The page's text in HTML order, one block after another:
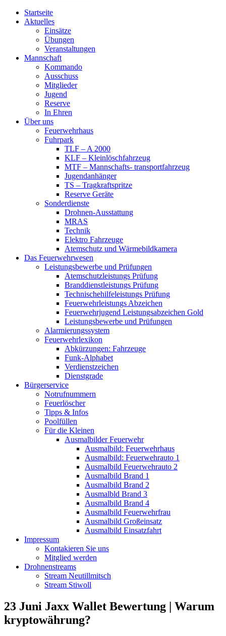
Startseite
Aktuelles
Einsätze
Übungen
Veranstaltungen
Mannschaft
Kommando
Ausschuss
Mitglieder
Jugend
Reserve
In Ehren
Über uns
Feuerwehrhaus
Fuhrpark
TLF – A 2000
KLF – Kleinlöschfahrzeug
MTF – Mannschafts- transportfahrzeug
Jugendanhänger
TS – Tragkraftspritze
Reserve Geräte
Sonderdienste
Drohnen-Ausstattung
MRAS
Technik
Elektro Fahrzeuge
Atemschutz und Wärmebildkamera
Das Feuerwehrwesen
Leistungsbewerbe und Prüfungen
Atemschutzleistungs Prüfung
Branddienstleistungs Prüfung
Technischehilfeleistungs Prüfung
Feuerwehrleistungs Abzeichen
Feuerwehrjugend Leistungsabzeichen Gold
Leistungsbewerbe und Prüfungen
Alarmierungssystem
Feuerwehrlexikon
Abkürzungen: Fahrzeuge
Funk-Alphabet
Verdienstzeichen
Dienstgrade
Bürgerservice
Notrufnummern
Feuerlöscher
Tipps & Infos
Poolfüllen
Für die Kleinen
Ausmalbilder Feuerwehr
Ausmalbild: Feuerwehrhaus
Ausmalbild: Feuerwehrauto 1
Ausmalbild Feuerwehrauto 2
Ausmalbild Brand 1
Ausmalbild Brand 2
Ausmalbld Brand 3
Ausmalbild Brand 4
Ausmalbild Feuerwehrfrau
Ausmalbild Großeinsatz
Ausmalbild Einsatzfahrt
Impressum
Kontakieren Sie uns
Mitglied werden
Drohnenstreams
Stream Neutillmitsch
Stream Stiwoll
23 Juni Jaxx Wallet Bewertung | Warum
kryptowährung?